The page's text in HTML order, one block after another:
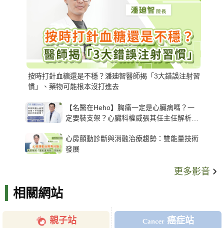
按時打針血糖還是不穩？潘廸智醫師揭「3大錯誤注射習
慣」、藥物可能根本沒打進去
【名醫在Heho】胸痛一定是心臟病嗎？一
定要裝支架？心臟科權威張其任主任解析支
心房顫動診斷與消融治療趨勢：雙能量技術
發展
更多影音
相關網站
親子站 癌症站